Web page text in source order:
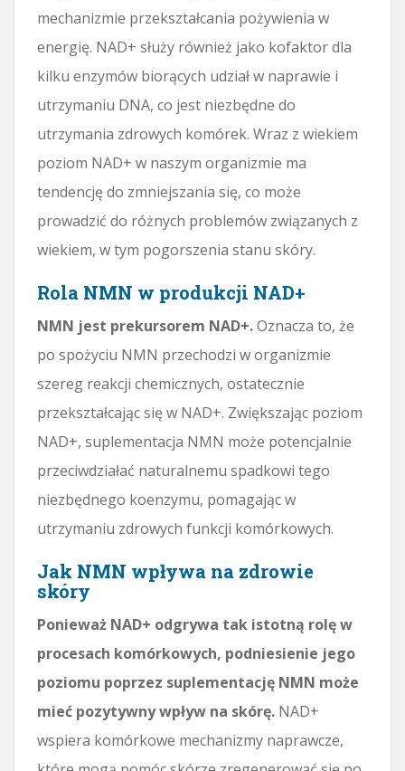
mechanizmie przekształcania pożywienia w
energię. NAD+ służy również jako kofaktor dla
kilku enzymów biorących udział w naprawie i
utrzymaniu DNA, co jest niezbędne do
utrzymania zdrowych komórek. Wraz z wiekiem
poziom NAD+ w naszym organizmie ma
tendencję do zmniejszania się, co może
prowadzić do różnych problemów związanych z
wiekiem, w tym pogorszenia stanu skóry.
Rola NMN w produkcji NAD+
NMN jest prekursorem NAD+.Oznacza to, że
po spożyciu NMN przechodzi w organizmie
szereg reakcji chemicznych, ostatecznie
przekształcając się w NAD+. Zwiększając poziom
NAD+, suplementacja NMN może potencjalnie
przeciwdziałać naturalnemu spadkowi tego
niezbędnego koenzymu, pomagając w
utrzymaniu zdrowych funkcji komórkowych.
Jak NMN wpływa na zdrowie
skóry
Ponieważ NAD+ odgrywa tak istotną rolę w
procesach komórkowych, podniesienie jego
poziomu poprzez suplementację NMN może
mieć pozytywny wpływ na skórę. NAD+
wspiera komórkowe mechanizmy naprawcze,